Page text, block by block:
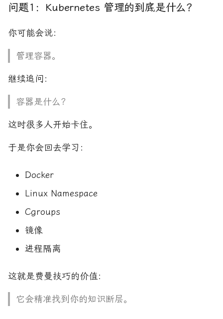
问题1：Kubernetes 管理的到底是什么？
你可能会说：
管理容器。
继续追问：
容器是什么？
这时很多人开始卡住。
于是你会回去学习：
Docker
Linux Namespace
Cgroups
镜像
进程隔离
这就是费曼技巧的价值：
它会精准找到你的知识断层。